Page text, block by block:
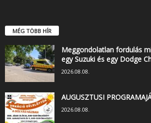
MÉG TÖBB HÍR
Meggondolatlan fordulás
egy Suzuki és egy Dodge
2026.08.08.
AUGUSZTUSI
2026.08.08.